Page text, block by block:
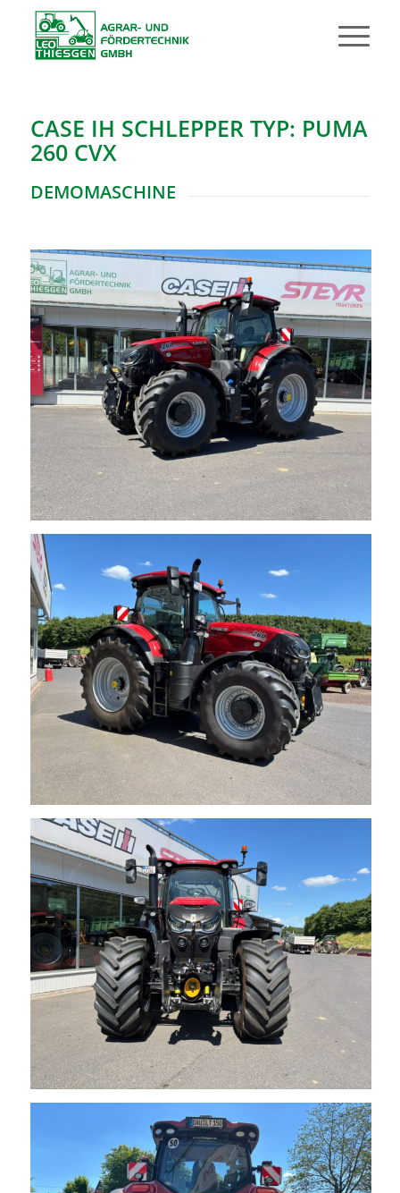
CASE IH SCHLEPPER TYP: PUMA
260 CVX
DEMOMASCHINE